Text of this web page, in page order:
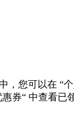
，您可以在 “
惠券“ 中查看已